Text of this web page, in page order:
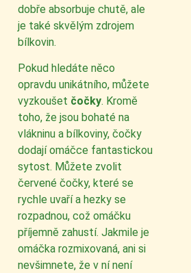
dobře absorbuje chutě, ale
je také skvělým zdrojem
bílkovin.
Pokud hledáte něco
opravdu unikátního, můžete
vyzkoušet čočky. Kromě
toho, že jsou bohaté na
vlákninu a bílkoviny, čočky
dodají omáčce fantastickou
sytost. Můžete zvolit
červené čočky, které se
rychle uvaří a hezky se
rozpadnou, což omáčku
příjemně zahustí. Jakmile je
omáčka rozmixovaná, ani si
nevšimnete, že v ní není